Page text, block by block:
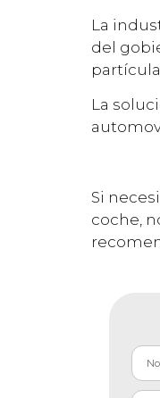
La
del
La
Si
coche,